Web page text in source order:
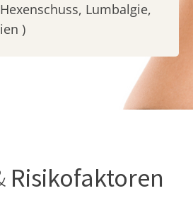
Lumbalgie,
)
Risikofaktoren